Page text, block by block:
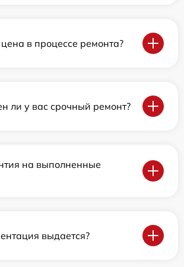
в процессе ремонта?
ли у вас срочный ремонт?
на выполненные
выдается?